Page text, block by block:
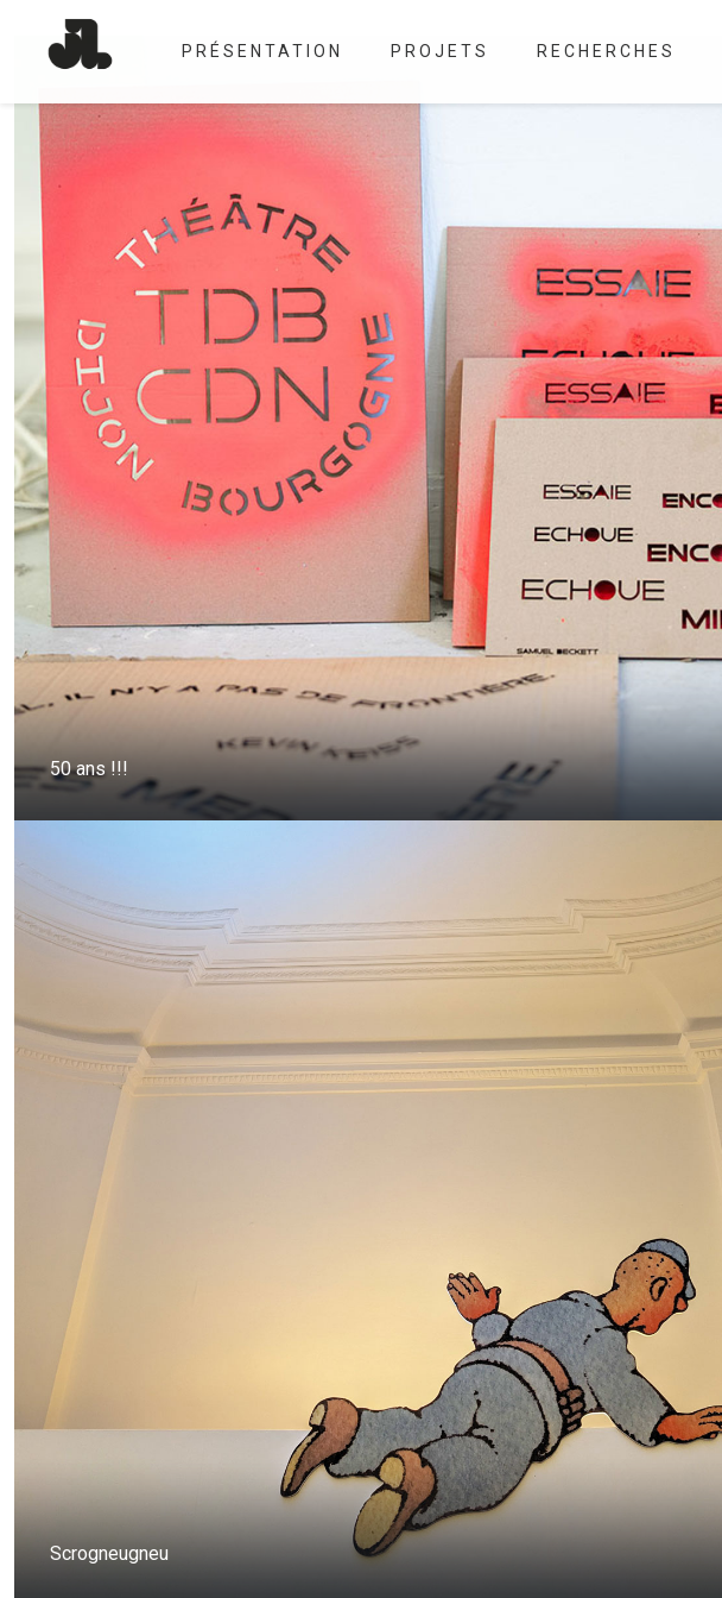
PRÉSENTATION PROJETS RECHERCHES
50 ans !!!
Scrogneugneu